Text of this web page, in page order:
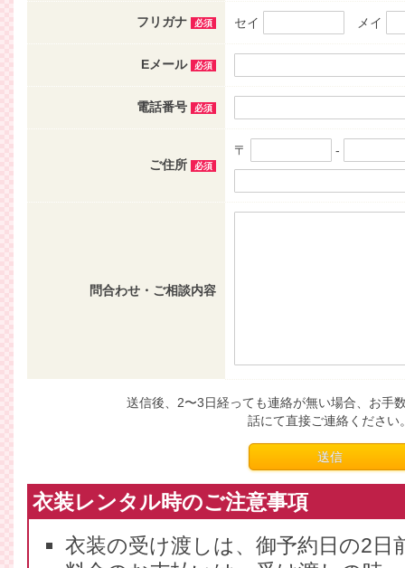
フリガナ 必須 セイ メイ
Eメール 必須
電話番号 必須
ご住所 必須
〒 -
問合わせ・ご相談内容
送信後、2〜3日経っても連絡が無い場合、お手
話にて直接ご連絡ください
衣装レンタル時のご注意事項
衣装の受け渡しは、御予約日の2日